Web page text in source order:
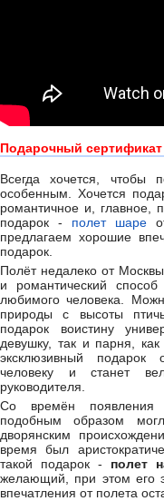
Подарочный
Всегда хочется, чтобы
особенным. Хочется
романтичное и, главное,
подарок - полет шаре
предлагаем хорошие
подарок.
Полёт недалеко от
и романтический
любимого человека.
природы с высоты
подарок воистину
девушку, так и парня,
эксклюзивный подарок
человеку и станет
руководителя.
Со времён появления
подобным образом
дворянским
время был
такой подарок - полет
желающий, при этом его
впечатления от полета